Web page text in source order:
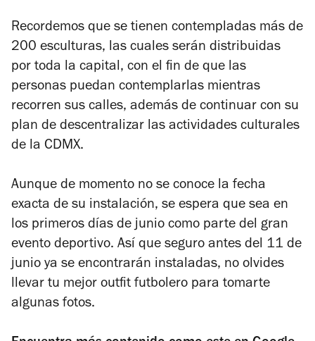
Recordemos que se tienen contempladas más de
200 esculturas, las cuales serán distribuidas
por toda la capital, con el fin de que las
personas puedan contemplarlas mientras
recorren sus calles, además de continuar con su
plan de descentralizar las actividades culturales
de la CDMX.
Aunque de momento no se conoce la fecha
exacta de su instalación, se espera que sea en
los primeros días de junio como parte del gran
evento deportivo. Así que seguro antes del 11 de
junio ya se encontrarán instaladas, no olvides
llevar tu mejor outfit futbolero para tomarte
algunas fotos.